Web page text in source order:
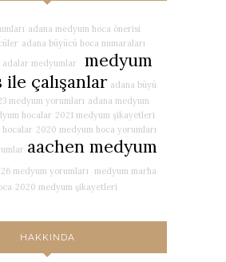
adana medyum hoca önerisi
adana büyücü hoca numaraları
adalar medyumlar
medyum
ile çalışanlar adana büyü
medyum yorumları adana medyum
hocalar 2021 medyum şikayetleri
hocalar 2020 medyum hoca yorumları
aachen medyum
medyum yorumları
medyum marha
2020 medyum şikayetleri
HAKKINDA